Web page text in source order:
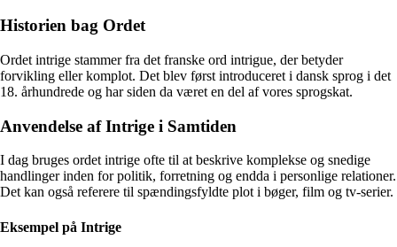
Historien bag Ordet
Ordet intrige stammer fra det franske ord intrigue, der betyder
forvikling eller komplot. Det blev først introduceret i dansk sprog i det
18. århundrede og har siden da været en del af vores sprogskat.
Anvendelse af Intrige i Samtiden
I dag bruges ordet intrige ofte til at beskrive komplekse og snedige
handlinger inden for politik, forretning og endda i personlige relationer.
Det kan også referere til spændingsfyldte plot i bøger, film og tv-serier.
Eksempel på Intrige